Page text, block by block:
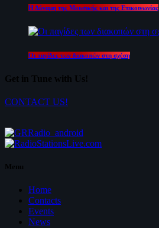
Η Δύναμη της Μουσικής και της Επικοινωνίας
Οι παγίδες των διακοπών στη σχέση
Get in Tune with Us!
CONTACT US!
Menu
Home
Contacts
Events
News